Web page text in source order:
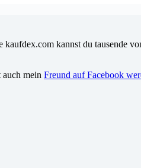
kannst du tausende
auch mein Freund auf Facebook